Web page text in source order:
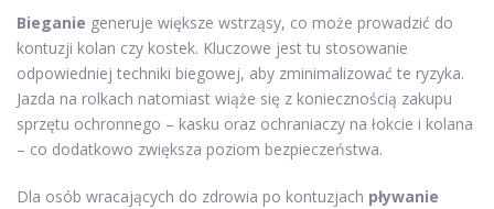
Bieganie generuje większe wstrząsy, co może prowadzić do
kontuzji kolan czy kostek. Kluczowe jest tu stosowanie
odpowiedniej techniki biegowej, aby zminimalizować te ryzyka.
Jazda na rolkach natomiast wiąże się z koniecznością zakupu
sprzętu ochronnego – kasku oraz ochraniaczy na łokcie i kolana
– co dodatkowo zwiększa poziom bezpieczeństwa.
Dla osób wracających do zdrowia po kontuzjach pływanie